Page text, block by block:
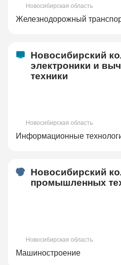
Новосибирская область
Железнодорожный
Новосибирский
электроники и
техники
Новосибирская область
Информационные
Новосибирский
промышленных
Новосибирская область
Машиностроение